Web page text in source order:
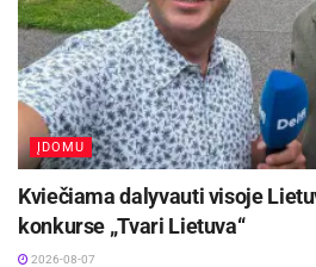
ĮDOMU
Kviečiama dalyvauti visoje
konkurse „Tvari Lietuva“
2026-08-07